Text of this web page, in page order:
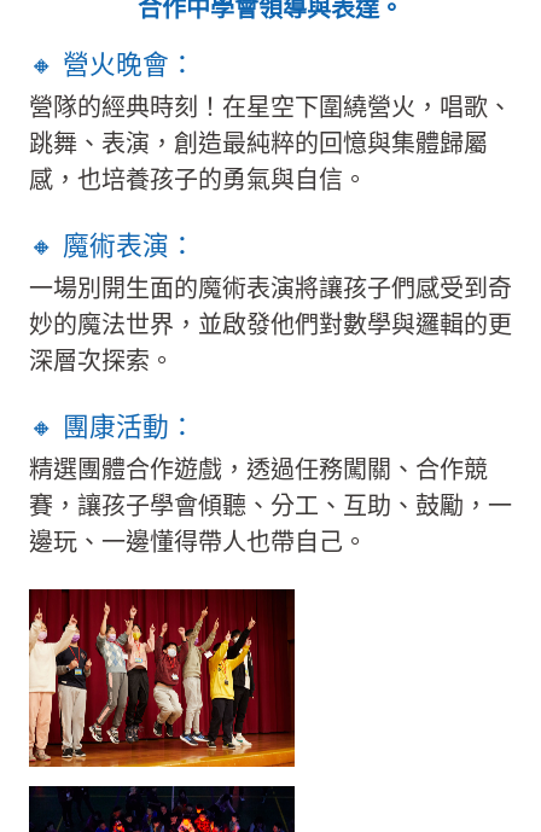
合作中學會領導與表達。
🔸 營火晚會：
營隊的經典時刻！在星空下圍繞營火，唱歌、
跳舞、表演，創造最純粹的回憶與集體歸屬
感，也培養孩子的勇氣與自信。
🔸 魔術表演：
一場別開生面的魔術表演將讓孩子們感受到奇
妙的魔法世界，並啟發他們對數學與邏輯的更
深層次探索。
🔸 團康活動：
精選團體合作遊戲，透過任務闖關、合作競
賽，讓孩子學會傾聽、分工、互助、鼓勵，一
邊玩、一邊懂得帶人也帶自己。